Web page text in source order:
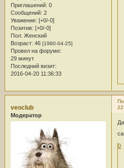
Приглашений: 0
Сообщений: 2
Уважение: [+0/-0]
Позитив: [+0/-0]
Пол: Женский
Возраст: 46 [1980-04-25]
Провел на форуме:
29 минут
Последний визит:
2016-04-20 11:36:33
veoclub
Модератор
0